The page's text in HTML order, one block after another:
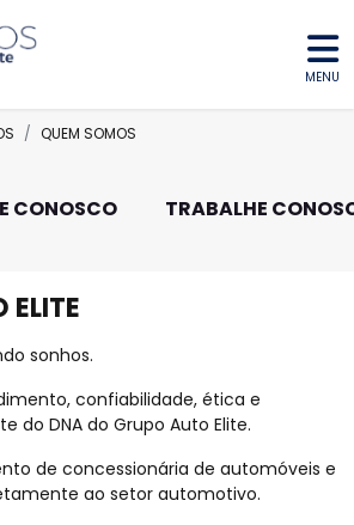
MENU
QUEM SOMOS
CONOSCO TRABALHE
ELITE
sonhos.
confiabilidade, ética e
do DNA do Grupo Auto Elite.
de concessionária de automóveis e
ao setor automotivo.